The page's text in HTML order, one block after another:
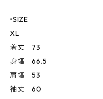
•SIZE
XL
着丈 73
身幅 66.5
肩幅 53
袖丈 60